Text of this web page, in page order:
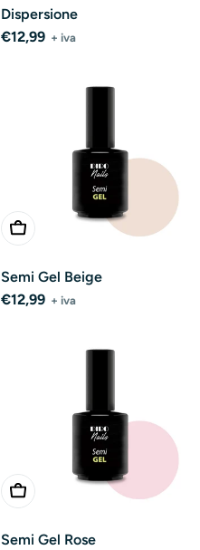
Dispersione
Prezzo
€12,99 + iva
Aggiungi Al Carrello
Semi Gel Beige
Prezzo
€12,99 + iva
Aggiungi Al Carrello
Semi Gel Rose